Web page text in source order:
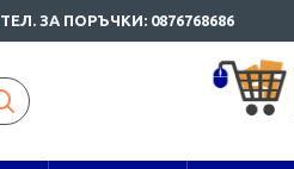
ТЕЛ. ЗА ПОРЪЧКИ: 0876768686